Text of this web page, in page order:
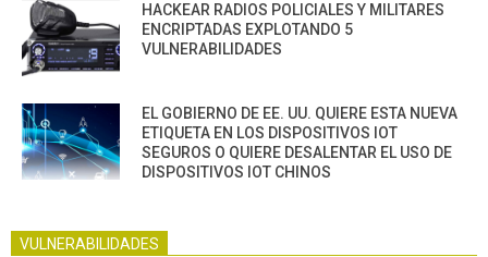
HACKEAR RADIOS POLICIALES Y MILITARES
ENCRIPTADAS EXPLOTANDO 5
VULNERABILIDADES
EL GOBIERNO DE EE. UU. QUIERE ESTA NUEVA
ETIQUETA EN LOS DISPOSITIVOS IOT
SEGUROS O QUIERE DESALENTAR EL USO DE
DISPOSITIVOS IOT CHINOS
VULNERABILIDADES